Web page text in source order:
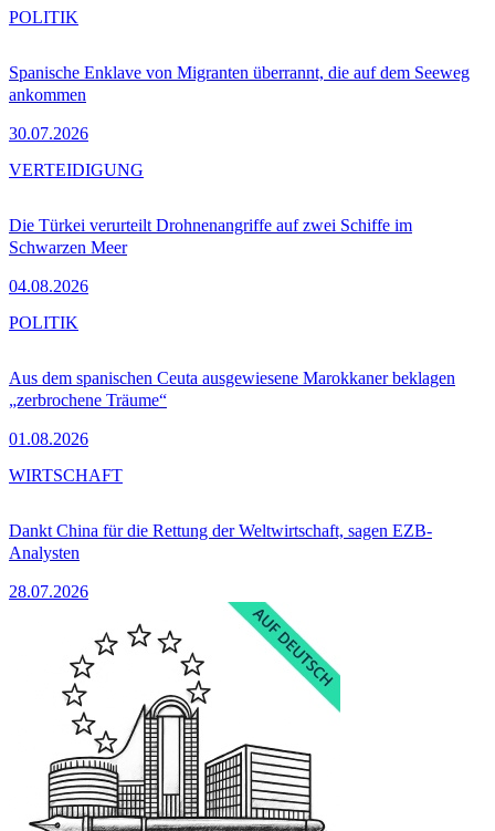
Spanische Enklave von Migranten überrannt, die auf dem Seeweg
ankommen
30.07.2026
POLITIK
Die Türkei verurteilt Drohnenangriffe auf zwei Schiffe im
Schwarzen Meer
04.08.2026
VERTEIDIGUNG
Aus dem spanischen Ceuta ausgewiesene Marokkaner beklagen
„zerbrochene Träume“
01.08.2026
POLITIK
Dankt China für die Rettung der Weltwirtschaft, sagen EZB-
Analysten
28.07.2026
WIRTSCHAFT